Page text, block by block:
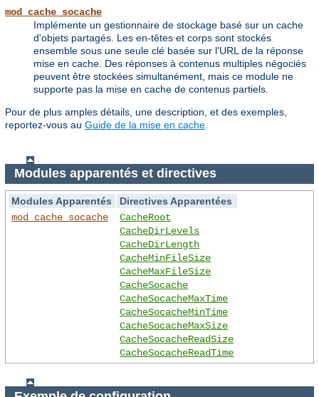
mod_cache_socache
Implémente un gestionnaire de stockage basé sur un cache
d'objets partagés. Les en-têtes et corps sont stockés
ensemble sous une seule clé basée sur l'URL de la réponse
mise en cache. Des réponses à contenus multiples négociés
peuvent être stockées simultanément, mais ce module ne
supporte pas la mise en cache de contenus partiels.
Pour de plus amples détails, une description, et des exemples,
reportez-vous au Guide de la mise en cache
Modules apparentés et directives
Modules Apparentés
Directives Apparentées
mod_cache_socache
CacheRoot
CacheDirLevels
CacheDirLength
CacheMinFileSize
CacheMaxFileSize
CacheSocache
CacheSocacheMaxTime
CacheSocacheMinTime
CacheSocacheMaxSize
CacheSocacheReadSize
CacheSocacheReadTime